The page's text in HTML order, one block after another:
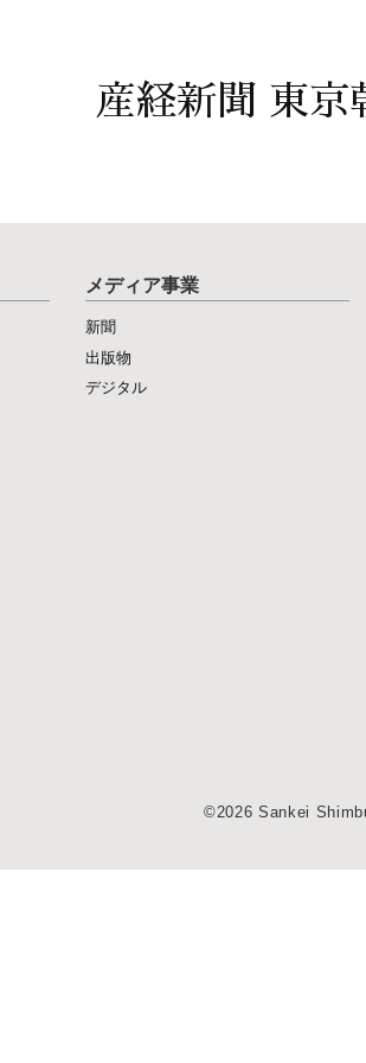
産経新聞 東
メディア事業
新聞
出版物
デジタル
©2026 Sankei